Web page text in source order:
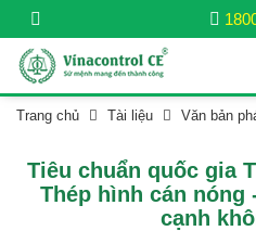
Trang chủ Tài liệu Văn bản
Tiêu chuẩn quốc gia
Thép hình cán nóng
cạnh